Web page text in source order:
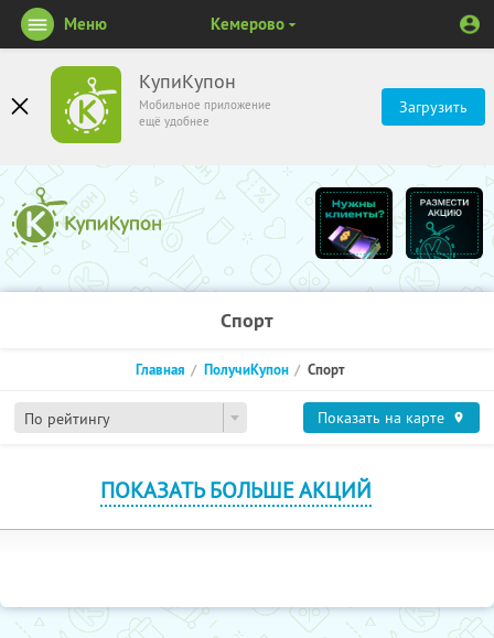
КупиКупон
Мобильное приложение
ещё удобнее
Загрузить
Меню Кемерово
Спорт
По рейтингу
Главная ПолучиКупон Спорт
Показать на карте
ПОКАЗАТЬ БОЛЬШЕ АКЦИЙ